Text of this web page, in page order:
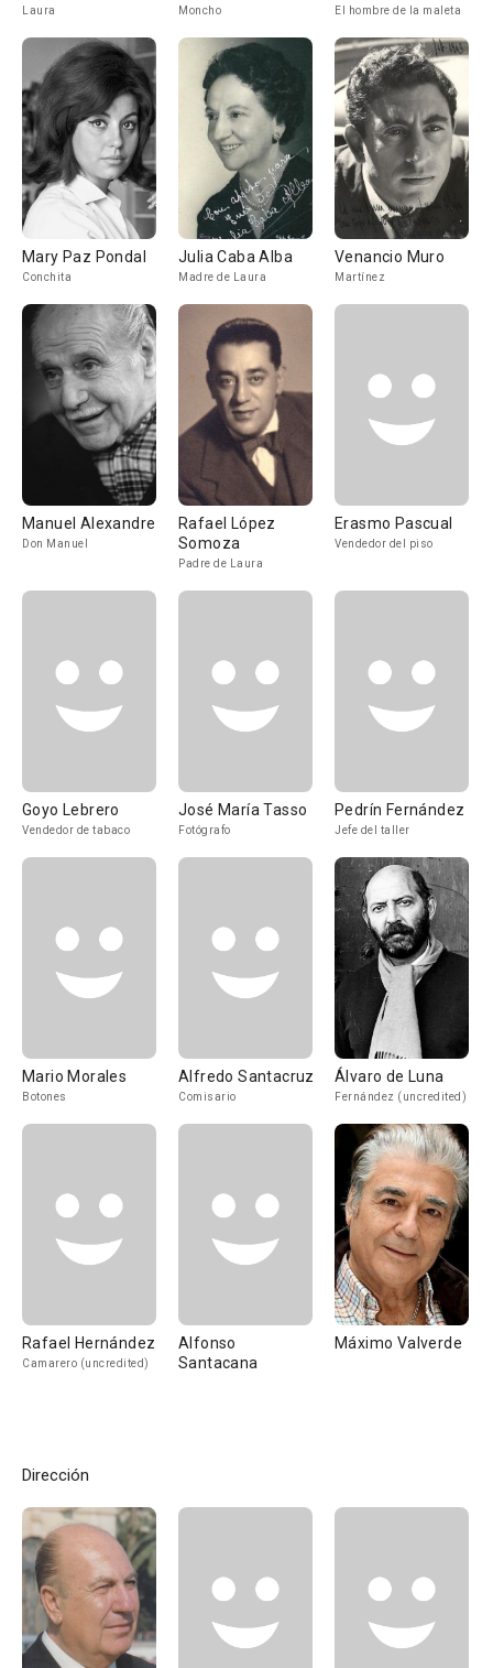
Laura Moncho El hombre de la maleta
Mary Paz Pondal
Conchita
Julia Caba Alba
Madre de Laura
Venancio Muro
Martínez
Manuel Alexandre
Don Manuel
Rafael López
Somoza
Padre de Laura
Erasmo Pascual
Vendedor del piso
Goyo Lebrero
Vendedor de tabaco
José María Tasso
Fotógrafo
Pedrín Fernández
Jefe del taller
Mario Morales
Botones
Alfredo Santacruz
Comisario
Álvaro de Luna
Fernández (uncredited)
Rafael Hernández
Camarero (uncredited)
Alfonso
Santacana
Máximo Valverde
Dirección